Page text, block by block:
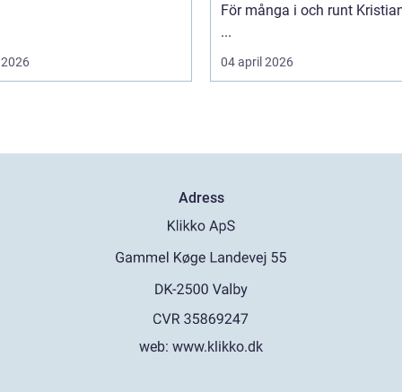
För många i och runt
...
04 april 2026
Adress
web: www.klikko.dk